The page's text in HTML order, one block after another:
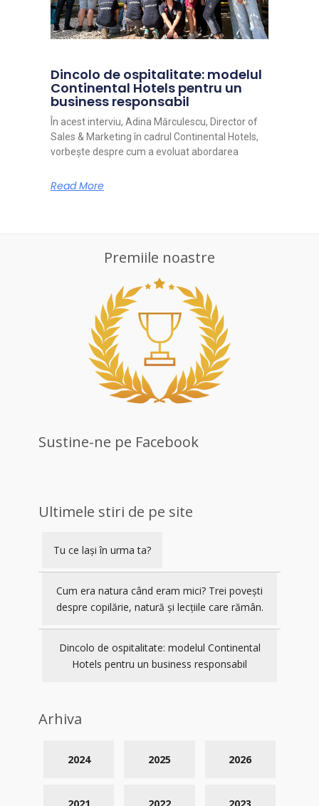
Dincolo de ospitalitate: modelul
Continental Hotels pentru un
business responsabil
În acest interviu, Adina Mărculescu, Director of
Sales & Marketing în cadrul Continental Hotels,
vorbește despre cum a evoluat abordarea
Read More
Premiile noastre
Sustine-ne pe Facebook
Ultimele stiri de pe site
Tu ce lași în urma ta?
Cum era natura când eram mici? Trei povești
despre copilărie, natură și lecțiile care rămân.
Dincolo de ospitalitate: modelul Continental
Hotels pentru un business responsabil
Arhiva
2026
2025
2024